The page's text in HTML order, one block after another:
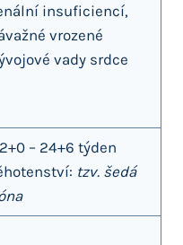
insuficiencí,
vrozené
vady srdce
– 24+6 týden
tzv. šedá